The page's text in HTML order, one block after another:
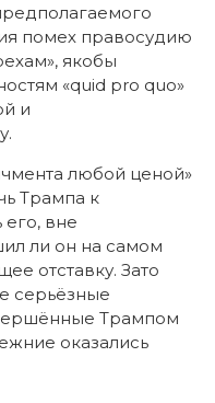
помех правосудию
якобы
«quid pro quo»
и
любой ценой»
Трампа к
его, вне
ли он на самом
отставку. Зато
серьёзные
Трампом
оказались